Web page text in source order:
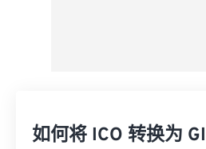
如何将 ICO 转换为